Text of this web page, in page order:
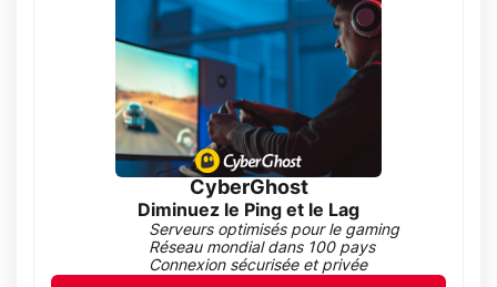
CyberGhost
Diminuez le Ping et le Lag
Serveurs optimisés pour le gaming
Réseau mondial dans 100 pays
Connexion sécurisée et privée